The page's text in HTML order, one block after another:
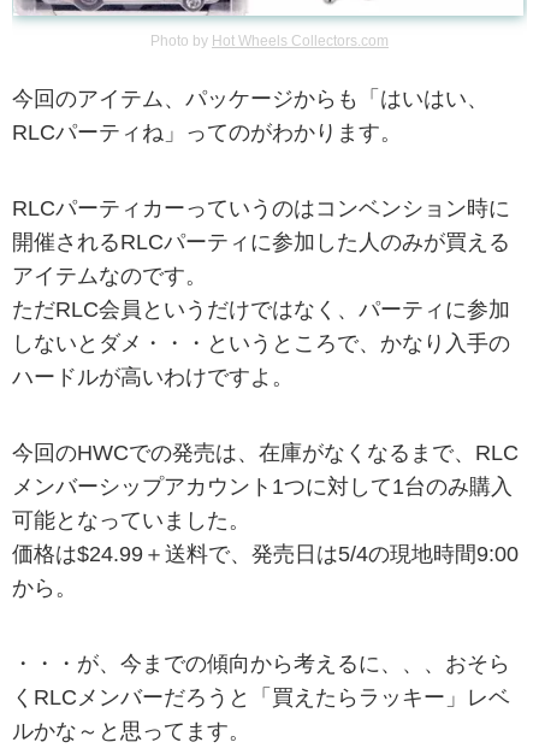
Photo by Hot Wheels Collectors.com
今回のアイテム、パッケージからも「はいはい、
RLCパーティね」ってのがわかります。
RLCパーティカーっていうのはコンベンション時に
開催されるRLCパーティに参加した人のみが買える
アイテムなのです。
ただRLC会員というだけではなく、パーティに参加
しないとダメ・・・というところで、かなり入手の
ハードルが高いわけですよ。
今回のHWCでの発売は、在庫がなくなるまで、RLC
メンバーシップアカウント1つに対して1台のみ購入
可能となっていました。
価格は$24.99＋送料で、発売日は5/4の現地時間9:00
から。
・・・が、今までの傾向から考えるに、、、おそら
くRLCメンバーだろうと「買えたらラッキー」レベ
ルかな～と思ってます。